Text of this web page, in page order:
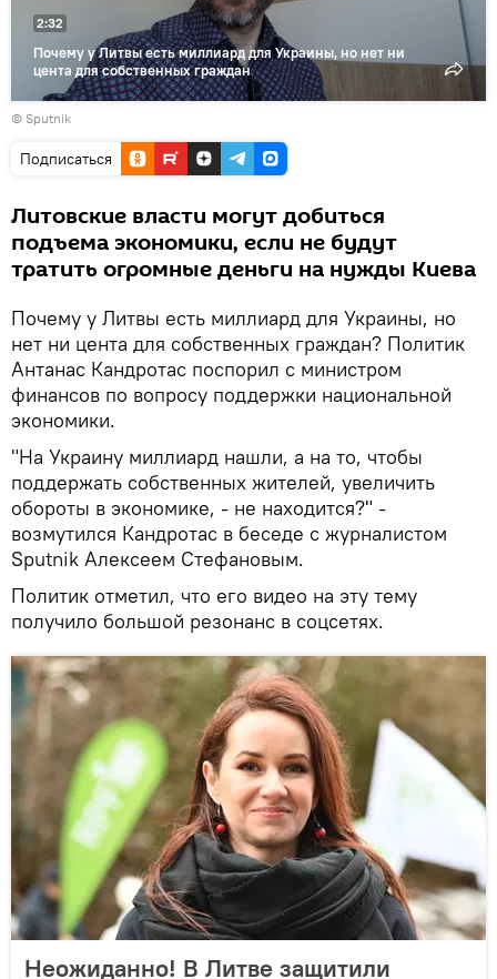
Почему у Литвы есть миллиард для Украины, но нет ни
цента для собственных граждан
2:32
© Sputnik
Подписаться
Литовские власти могут добиться
подъема экономики, если не будут
тратить огромные деньги на нужды Киева
Почему у Литвы есть миллиард для Украины, но
нет ни цента для собственных граждан? Политик
Антанас Кандротас поспорил с министром
финансов по вопросу поддержки национальной
экономики.
"На Украину миллиард нашли, а на то, чтобы
поддержать собственных жителей, увеличить
обороты в экономике, - не находится?" -
возмутился Кандротас в беседе с журналистом
Sputnik Алексеем Стефановым.
Политик отметил, что его видео на эту тему
получило большой резонанс в соцсетях.
Неожиданно! В Литве защитили